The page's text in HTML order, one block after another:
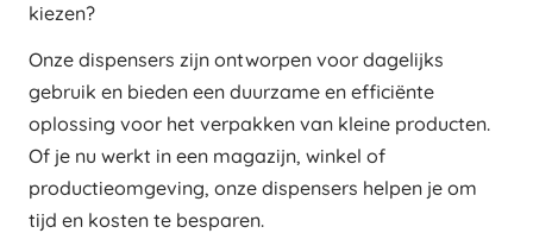
kiezen?
Onze dispensers zijn ontworpen voor dagelijks
gebruik en bieden een duurzame en efficiënte
oplossing voor het verpakken van kleine producten.
Of je nu werkt in een magazijn, winkel of
productieomgeving, onze dispensers helpen je om
tijd en kosten te besparen.